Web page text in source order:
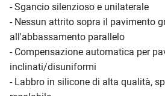
- Sgancio silenzioso e unilaterale
- Nessun attrito sopra il pavimento
all'abbassamento parallelo
- Compensazione automatica per
inclinati/disuniformi
- Labbro in silicone di alta qualità,